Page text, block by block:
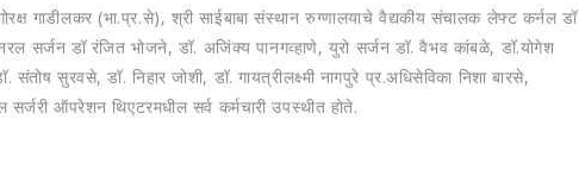
गाडीलकर (भा.प्र.से), श्री साईबाबा संस्‍थान रुग्‍णालयाचे वैद्यकीय संचालक लेफ्ट कर्नल डॉ
डॉ रंजित भोजने, डॉ. अजिंक्‍य पानगव्‍हाणे, युरो सर्जन डॉ. वैभव कांबळे, डॉ.योगेश
सुरवसे, डॉ. निहार जोशी, डॉ. गायत्रीलक्ष्‍मी नागपुरे प्र.अधिसेविका निशा बारसे,
ऑपरेशन थिएटरमधील सर्व कर्मचारी उपस्‍थीत होते.